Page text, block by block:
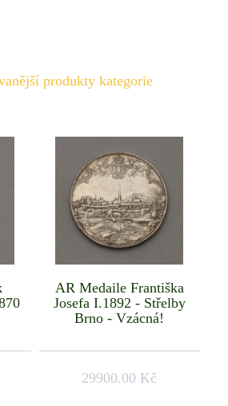
produkty kategorie
AR Medaile Františka
Josefa I.1892 - Střelby
Brno - Vzácná!
29900.00 Kč